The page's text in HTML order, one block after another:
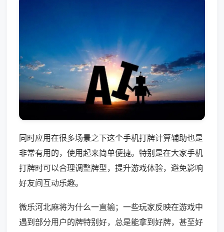
同时应用在很多场景之下这个手机打牌计算辅助也是
非常有用的，使用起来简单便捷。特别是在大家手机
打牌时可以合理调整牌型，提升游戏体验，避免影响
好友间互动乐趣。
微乐河北麻将为什么一直输；一些玩家反映在游戏中
遇到部分用户的牌特别好，总是能拿到好牌，甚至好